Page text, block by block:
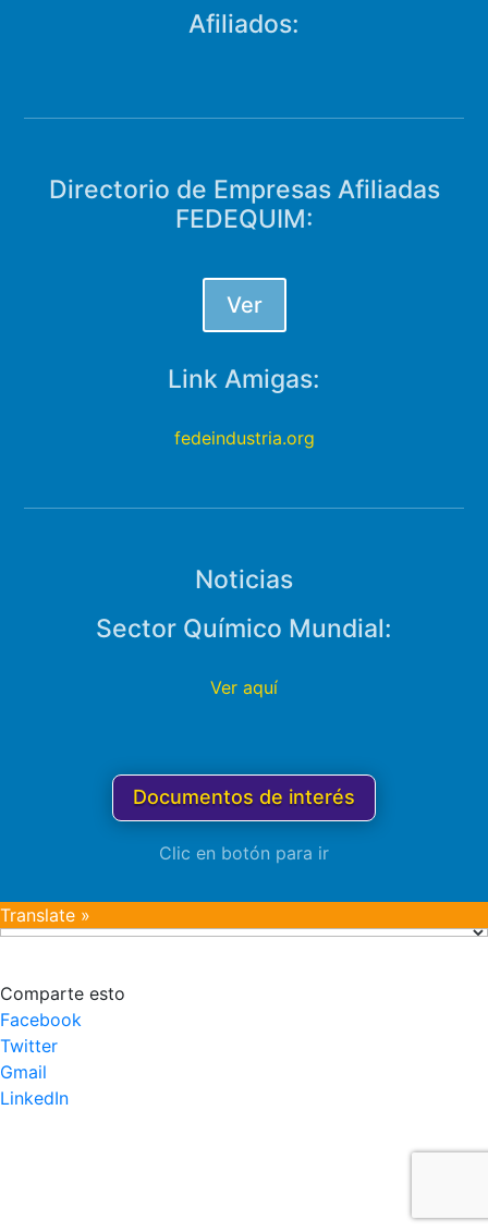
Afiliados:
Directorio de Empresas Afiliadas
FEDEQUIM:
Ver
Link Amigas:
fedeindustria.org
Noticias
Sector Químico Mundial:
Ver aquí
Documentos de interés
Clic en botón para ir
Translate »
Comparte esto
Facebook
Twitter
Gmail
LinkedIn